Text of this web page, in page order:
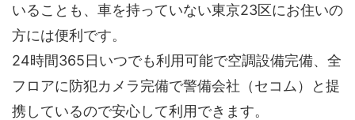
いることも、車を持っていない東京23区にお住いの
方には便利です。
24時間365日いつでも利用可能で空調設備完備、全
フロアに防犯カメラ完備で警備会社（セコム）と提
携しているので安心して利用できます。